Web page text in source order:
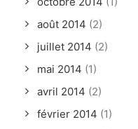
août 2014 (2)
juillet 2014 (2)
mai 2014 (1)
avril 2014 (2)
février 2014 (1)